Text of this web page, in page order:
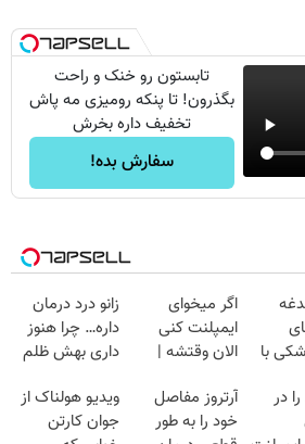
تابستون رو خنک و راحت
بگذرون! تا پنکه رومیزی مه پاش
تخفیف داره بخرش
سفارش بده!
با
اگر میخوای
ایمپلنت کنی
الان وقتشه |
میلیون تومان!!!
زانو درد درمان
داره… چرا هنوز
داری بهش ظلم
در
آرتروز مفاصل
خود را به طور
ویدیو هولناک از
جوان کارتن